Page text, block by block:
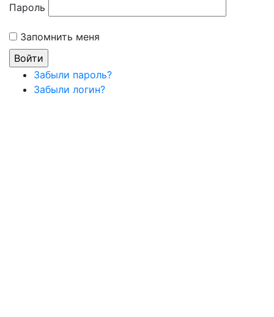
Пароль
Запомнить меня
Забыли пароль?
Забыли логин?